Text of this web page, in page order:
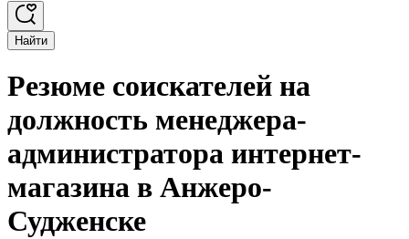
Найти
Резюме соискателей на
должность менеджера-
администратора интернет-
магазина в Анжеро-
Судженске